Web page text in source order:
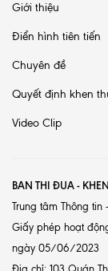
Giới thiệu
Điển hình tiên tiến
Chuyên đề
Quyết định khen
Video Clip
BAN THI ĐUA -
Trung tâm Thông tin
Giấy phép hoạt
ngày 05/06/2023